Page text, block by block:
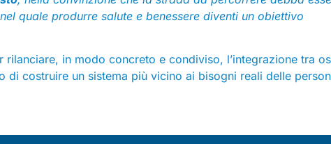
quale produrre salute e benessere diventi un obiettivo
rilanciare, in modo concreto e condiviso, l’integrazione tra
costruire un sistema più vicino ai bisogni reali delle